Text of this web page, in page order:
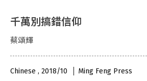
千萬別搞錯信仰
蔡頌輝
Chinese , 2018/10 Ming Feng Press